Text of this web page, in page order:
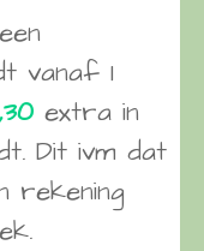
vanaf 1
extra in
Dit ivm dat
rekening